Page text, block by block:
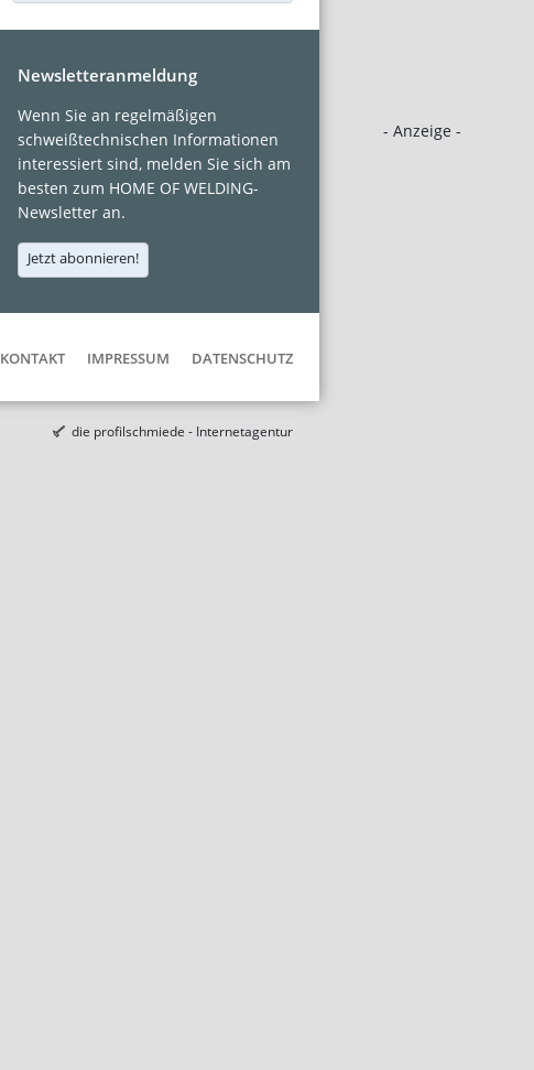
- Anzeige -
Newsletteranmeldung
Wenn Sie an regelmäßigen
schweißtechnischen Informationen
interessiert sind, melden Sie sich am
besten zum HOME OF WELDING-
Newsletter an.
Jetzt abonnieren!
KONTAKT IMPRESSUM DATENSCHUTZ
die profilschmiede - Internetagentur